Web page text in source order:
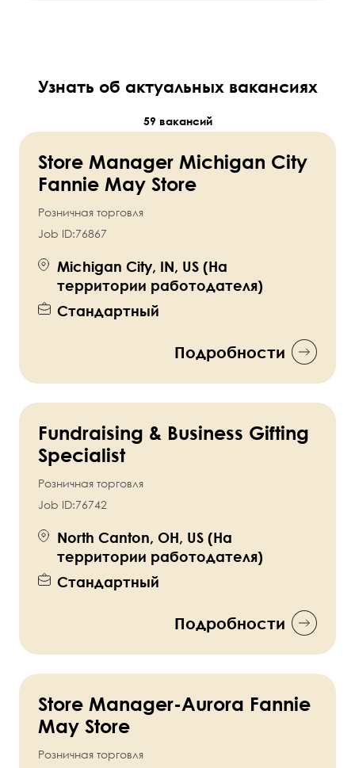
Узнать об актуальных вакансиях
59 вакансий
Store Manager Michigan City
Fannie May Store
Розничная торговля
Job ID:76867
Michigan City, IN, US (На
территории работодателя)
Стандартный
Подробности
Fundraising & Business Gifting
Specialist
Розничная торговля
Job ID:76742
North Canton, OH, US (На
территории работодателя)
Стандартный
Подробности
Store Manager-Aurora Fannie
May Store
Розничная торговля